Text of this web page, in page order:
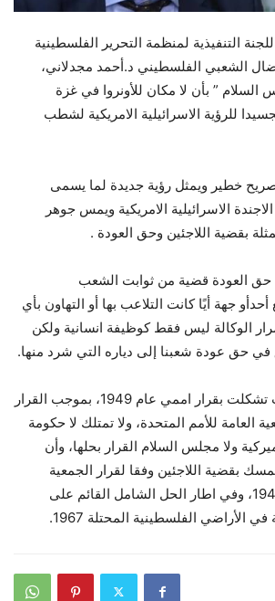
التنفيذية لمنظمة التحرير الفلسطينية
الشعبي الفلسطيني د.أحمد مجدلاني،
” بأن لا مكان للأونروا في غزة
للرؤية الاسرائيلية الامريكية لشطب
تصريح خطير ويمثل رؤية جديدة لما يسمى
الاسرائيلية الامريكية ويمس جوهر
بقضية اللاجئين وحق العودة .
العودة قضية من ثوابت الشعب
جهة أيًا كانت التلاعب بها أو التهاون بأي
الوكالة ليس فقط كوظيفة انسانية ولكن
حق عودة شعبنا إلى دياره التي شرد منها.
مشيرا أن وكالة الغوث تشكلت بقرار اممي عام 1949، بموجب القرار
العامة للأمم المتحدة، ولا تمتلك لا حكومة
ولا مجلس السلام القرار بحلها، وأن
بقضية اللاجئين وفقا لقرار الجمعية
العامة للأمم المتحدة 194، وفي اطار الحل الشامل القائم على
الفلسطينية المحتلة 1967.